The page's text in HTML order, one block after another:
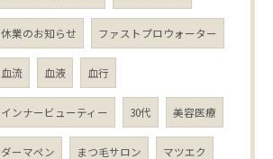
休業のお知らせ ファストプロウォーター
血流 血液 血行
インナービューティー 30代 美容医療
ダーマペン まつ毛サロン マツエク